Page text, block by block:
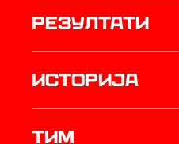
резултати
историја
ТИМ